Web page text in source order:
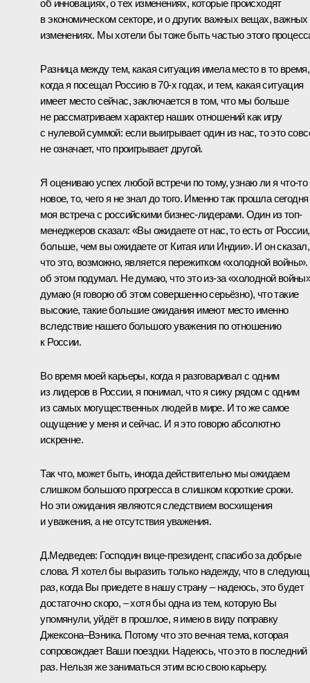
об инновациях, о тех изменениях, которые происходят
в экономическом секторе, и о других важных вещах, важных
изменениях. Мы хотели бы тоже быть частью этого
Разница между тем, какая ситуация имела место в то время,
когда я посещал Россию в 70-х годах, и тем, какая ситуация
имеет место сейчас, заключается в том, что мы больше
не рассматриваем характер наших отношений как игру
с нулевой суммой: если выигрывает один из нас, то это
не означает, что проигрывает другой.
Я оцениваю успех любой встречи по тому, узнаю ли я что‑то
новое, то, чего я не знал до того. Именно так прошла сегодня
моя встреча с российскими бизнес-лидерами. Один из топ-
менеджеров сказал: «Вы ожидаете от нас, то есть от России,
больше, чем вы ожидаете от Китая или Индии». И он сказал,
что это, возможно, является пережитком «холодной
об этом подумал. Не думаю, что это из‑за «холодной
думаю (я говорю об этом совершенно серьёзно), что такие
высокие, такие большие ожидания имеют место именно
вследствие нашего большого уважения по отношению
к России.
Во время моей карьеры, когда я разговаривал с одним
из лидеров в России, я понимал, что я сижу рядом с одним
из самых могущественных людей в мире. И то же самое
ощущение у меня и сейчас. И я это говорю абсолютно
искренне.
Так что, может быть, иногда действительно мы ожидаем
слишком большого прогресса в слишком короткие сроки.
Но эти ожидания являются следствием восхищения
и уважения, а не отсутствия уважения.
Д.Медведев: Господин вице-президент, спасибо за добрые
слова. Я хотел бы выразить только надежду, что в
раз, когда Вы приедете в нашу страну – надеюсь, это будет
достаточно скоро, – хотя бы одна из тем, которую Вы
упомянули, уйдёт в прошлое, я имею в виду поправку
Джексона–Вэника. Потому что это вечная тема, которая
сопровождает Ваши поездки. Надеюсь, что это в последний
раз. Нельзя же заниматься этим всю свою карьеру.